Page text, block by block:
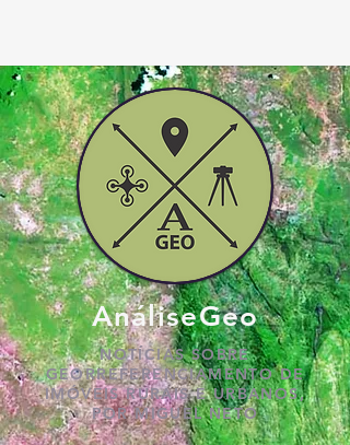
AnáliseGeo
NOTÍCIAS SOBRE
GEORREFERENCIAMENTO DE
IMÓVEIS RURAIS E URBANOS,
POR MIGUEL NETO